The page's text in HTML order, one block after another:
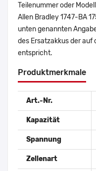
Teilenummer oder
Allen Bradley 1747-BA
unten genannten
des Ersatzakkus der auf
entspricht.
Produktmerkmale
Art.-Nr.
Kapazität
Spannung
Zellenart